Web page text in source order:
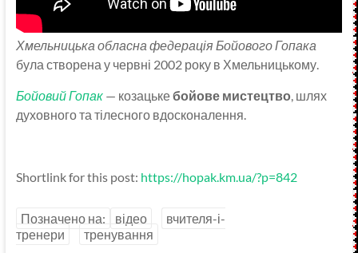
Хмельницька обласна федерація Бойового Гопака
була створена у червні 2002 року в Хмельницькому.
Бойовий Гопак— козацькебойове мистецтво , шлях
духовного та тілесного вдосконалення.
Shortlink for this post: https://hopak.km.ua/?p=842
Позначено на: відео
вчителя-і-
тренери
тренування